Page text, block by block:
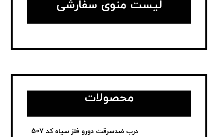
لیست منوی سفارشی
محصولات
درب ضدسرقت دورو فلز سیاه کد 507